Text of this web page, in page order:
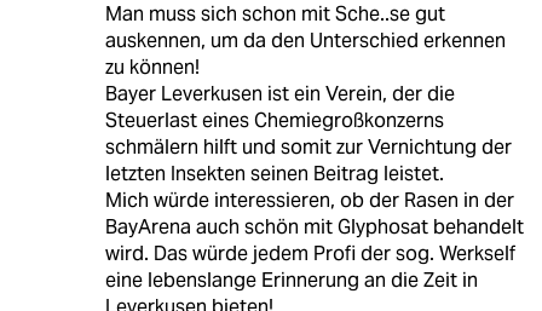
Man muss sich schon mit Sche..se gut
auskennen, um da den Unterschied erkennen
zu können!
Bayer Leverkusen ist ein Verein, der die
Steuerlast eines Chemiegroßkonzerns
schmälern hilft und somit zur Vernichtung der
letzten Insekten seinen Beitrag leistet.
Mich würde interessieren, ob der Rasen in der
BayArena auch schön mit Glyphosat behandelt
wird. Das würde jedem Profi der sog. Werkself
eine lebenslange Erinnerung an die Zeit in